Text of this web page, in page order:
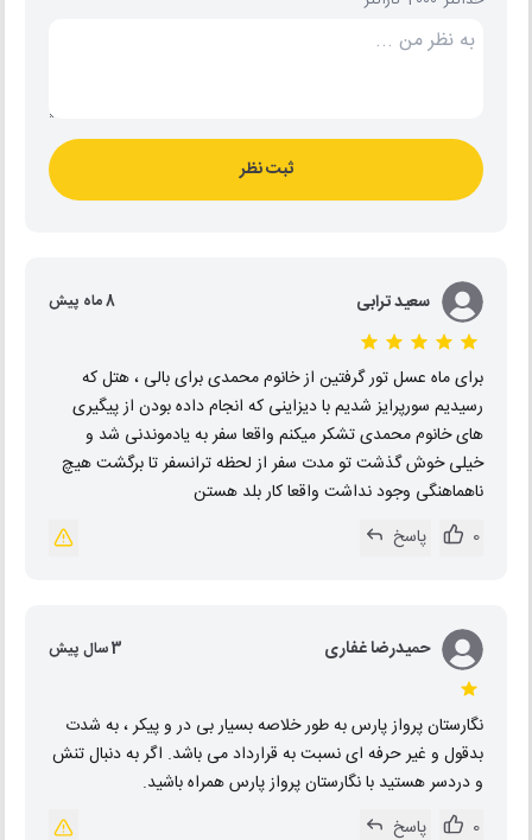
ثبت نظر
سعید ترابی 8 ماه پیش
برای ماه عسل تور گرفتین از خانوم محمدی برای بالی ، هتل که
رسیدیم سورپرایز شدیم با دیزاینی که انجام داده بودن از پیگیری
های خانوم محمدی تشکر میکنم واقعا سفر به یادموندنی شد و
خیلی خوش گذشت تو مدت سفر از لحظه ترانسفر تا برگشت هیچ
ناهماهنگی وجود نداشت واقعا کار بلد هستن
0
پاسخ
حمیدرضا غفاری 3 سال پیش
نگارستان پرواز پارس به طور خلاصه بسیار بی در و پیکر ، به شدت
بدقول و غیر حرفه ای نسبت به قرارداد می باشد. اگر به دنبال تنش
و دردسر هستید با نگارستان پرواز پارس همراه باشید.
0
پاسخ